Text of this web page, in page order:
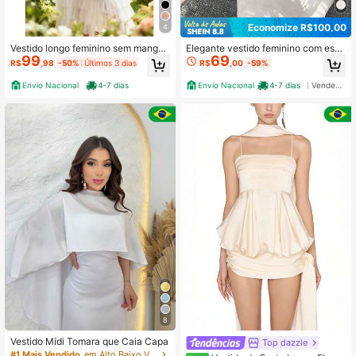
4,84 2.3K Seguidores
4,84 2.3K Seguidores
4
Vestido longo feminino sem manga
s, estilo cami, com bainha em cama
das e detalhe nas costas
R$99 ,98 -50% Últimos 3 dias
Envio Nacional 4-7 dias
8
Vestido Mídi Tomara que Caia Capa
Economize R$100,00
Elegante vestido feminino com esta
mpa floral 3D, perfeito para encontr
os, feriados, férias e viagens
R$69 ,00 -59%
Envio Nacional 4-7 dias
Top dazzle